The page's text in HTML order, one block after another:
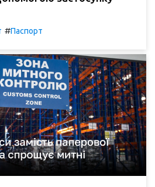
#Паспорт